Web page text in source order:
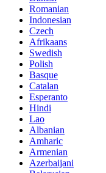
Romanian
Indonesian
Czech
Afrikaans
Swedish
Polish
Basque
Catalan
Esperanto
Hindi
Lao
Albanian
Amharic
Armenian
Azerbaijani